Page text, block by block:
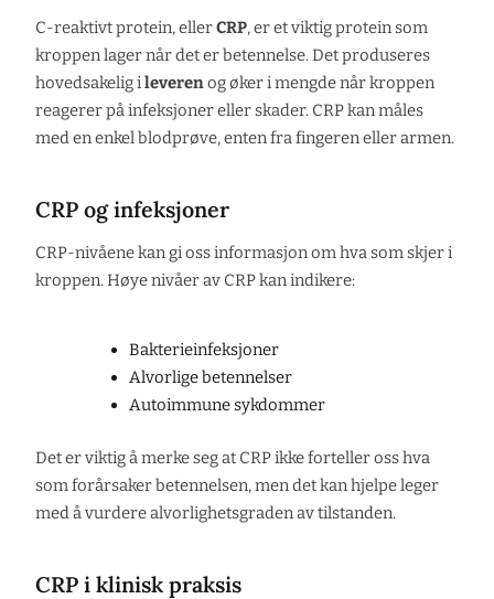
C-reaktivt protein, ellerCRP, er et viktig protein som
kroppen lager når det er betennelse. Det produseres
hovedsakelig ileverenog øker i mengde når kroppen
reagerer på infeksjoner eller skader. CRP kan måles
med en enkel blodprøve, enten fra fingeren eller armen.
CRP og infeksjoner
CRP-nivåene kan gi oss informasjon om hva som skjer i
kroppen. Høye nivåer av CRP kan indikere:
Bakterieinfeksjoner
Alvorlige betennelser
Autoimmune sykdommer
Det er viktig å merke seg at CRP ikke forteller oss hva
som forårsaker betennelsen, men det kan hjelpe leger
med å vurdere alvorlighetsgraden av tilstanden.
CRP i klinisk praksis